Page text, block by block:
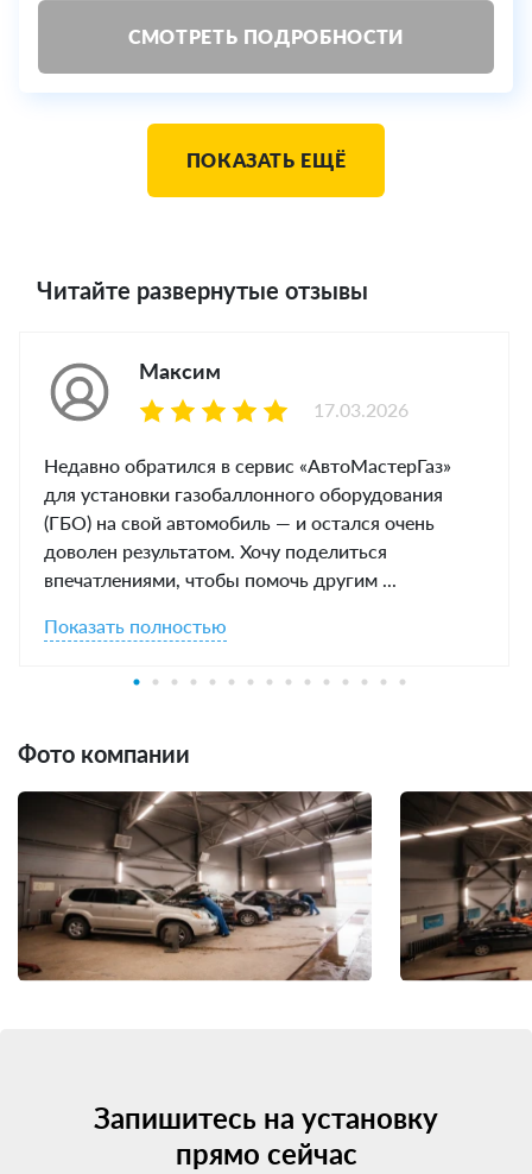
СМОТРЕТЬ ПОДРОБНОСТИ
ПОКАЗАТЬ ЕЩЁ
Читайте развернутые отзывы
Максим
Недавно обратился в сервис «АвтоМастерГаз»
для установки газобаллонного оборудования
(ГБО) на свой автомобиль — и остался очень
доволен результатом. Хочу поделиться
впечатлениями, чтобы помочь другим ...
Показать полностью
17.03.2026
Фото компании
Запишитесь на установку
прямо сейчас